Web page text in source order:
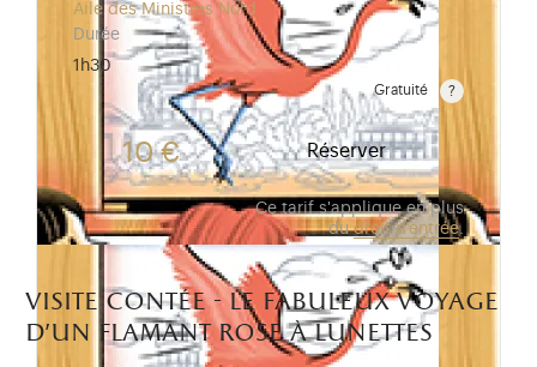
Aile des Ministres Nord
Durée
1h30
Gratuité
Gratuit pour les enfants de moins de 10 ans.Tarif
10 € Réserver
Ce tarif s'applique en plus
dudroit d'entrée.
visite contée - le fabuleux voyage
d’un flamant rose à lunettes